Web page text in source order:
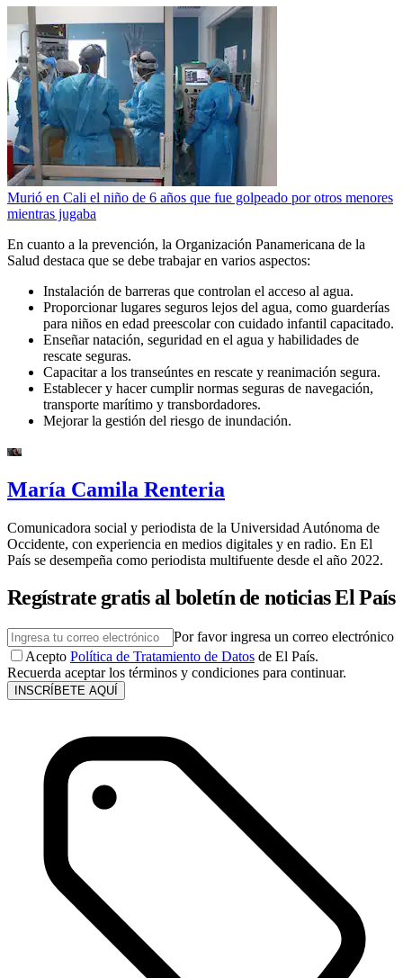
Murió en Cali el niño de 6 años que fue golpeado por otros menores
mientras jugaba
En cuanto a la prevención, la Organización Panamericana de la
Salud destaca que se debe trabajar en varios aspectos:
Instalación de barreras que controlan el acceso al agua.
Proporcionar lugares seguros lejos del agua, como guarderías
para niños en edad preescolar con cuidado infantil capacitado.
Enseñar natación, seguridad en el agua y habilidades de
rescate seguras.
Capacitar a los transeúntes en rescate y reanimación segura.
Establecer y hacer cumplir normas seguras de navegación,
transporte marítimo y transbordadores.
Mejorar la gestión del riesgo de inundación.
María Camila Renteria
Comunicadora social y periodista de la Universidad Autónoma de
Occidente, con experiencia en medios digitales y en radio. En El
País se desempeña como periodista multifuente desde el año 2022.
Regístrate gratis al boletín de noticias El País
Por favor ingresa un correo electrónico
Acepto Política de Tratamiento de Datos de El País.
Recuerda aceptar los términos y condiciones para continuar.
INSCRÍBETE AQUÍ